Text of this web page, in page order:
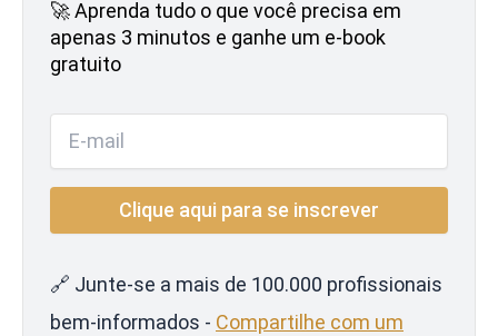
🚀 Aprenda tudo o que você precisa em
apenas 3 minutos e ganhe um e-book
gratuito
🔗 Junte-se a mais de 100.000 profissionais
bem-informados - Compartilhe com um